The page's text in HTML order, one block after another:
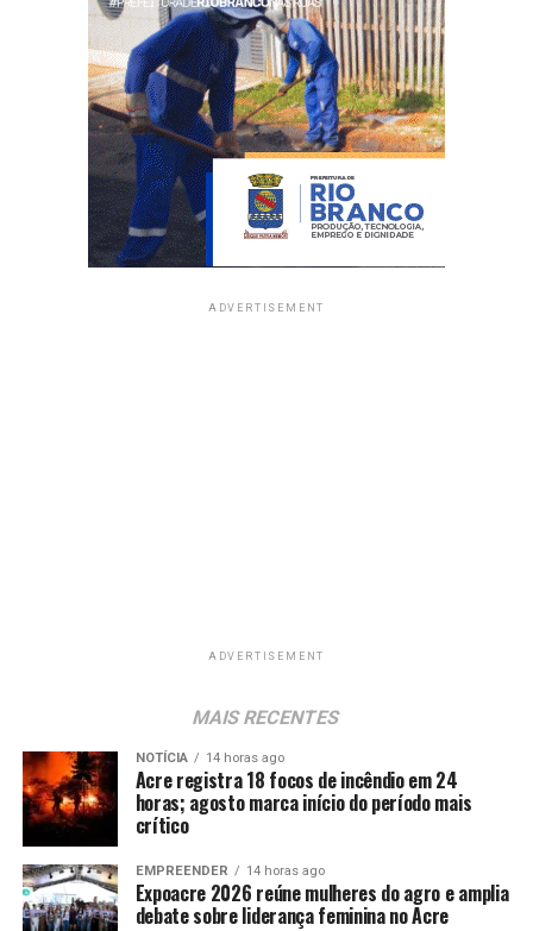
ADVERTISEMENT
ADVERTISEMENT
MAIS RECENTES
NOTÍCIA 14 horas ago
Acre registra 18 focos de incêndio em 24
horas; agosto marca início do período mais
crítico
EMPREENDER 14 horas ago
Expoacre 2026 reúne mulheres do agro e amplia
debate sobre liderança feminina no Acre